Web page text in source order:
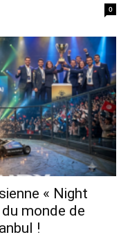
0
« Night
monde de
!